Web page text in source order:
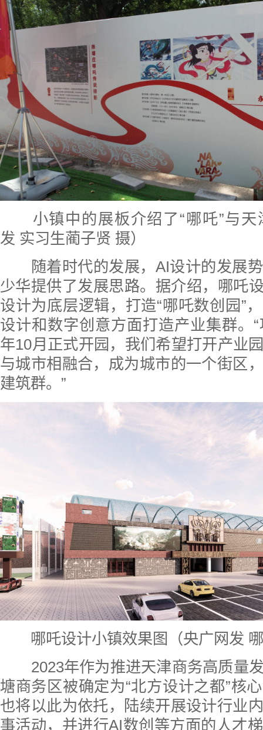
小镇中的展板介绍了“哪吒”与天
发 实习生蔺子贤 摄）
随着时代的发展，AI设计的发展势
少华提供了发展思路。据介绍，哪吒
设计为底层逻辑，打造“哪吒数创园”
设计和数字创意方面打造产业集群。
年10月正式开园，我们希望打开产业
与城市相融合，成为城市的一个街区
建筑群。”
哪吒设计小镇效果图（央广网发 哪
2023年作为推进天津商务高质量
塘商务区被确定为“北方设计之都”核
也将以此为依托，陆续开展设计行业
事活动，并进行AI数创等方面的人才